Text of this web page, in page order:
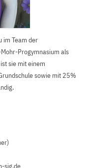
im Team der
Progymnasium als
sie mit einem
sowie mit 25%
sig.de